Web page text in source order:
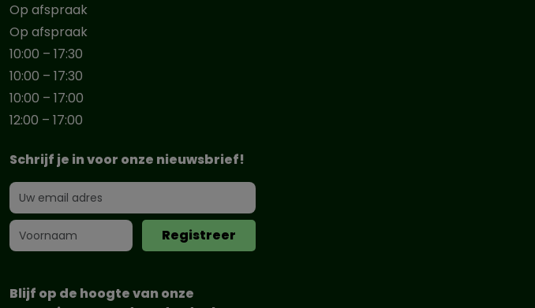
Op afspraak
Op afspraak
10:00 – 17:30
10:00 – 17:30
10:00 – 17:00
12:00 – 17:00
Schrijf je in voor onze nieuwsbrief!
Blijf op de hoogte van onze